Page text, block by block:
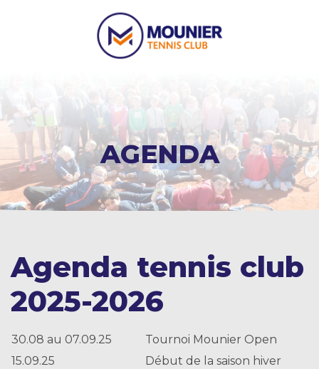
AGENDA
Agenda tennis club
2025-2026
30.08 au 07.09.25
Tournoi Mounier Open
15.09.25
Début de la saison hiver